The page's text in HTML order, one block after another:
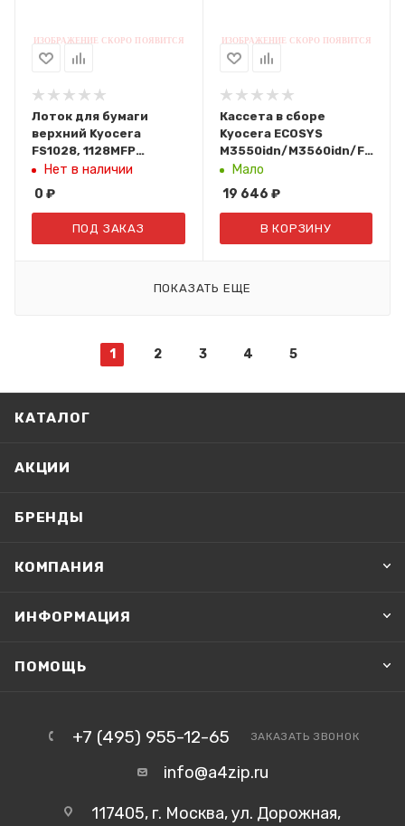
Лоток для бумаги
верхний Kyocera
FS1028, 1128MFP
302H993032 |
302H993031 |
302H993030
Нет в наличии
0 ₽
ПОД ЗАКАЗ
Кассета в сборе
Kyocera ECOSYS
M3550idn/M3560idn/FS-
4200DN/FS-4300DN
302LV93033/CT-3130
Мало
19 646 ₽
В КОРЗИНУ
ПОКАЗАТЬ ЕЩЕ
1 2 3 4 5
КАТАЛОГ
АКЦИИ
БРЕНДЫ
КОМПАНИЯ
ИНФОРМАЦИЯ
ПОМОЩЬ
+7 (495) 955-12-65 ЗАКАЗАТЬ ЗВОНОК
info@a4zip.ru
117405, г. Москва, ул. Дорожная,